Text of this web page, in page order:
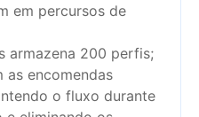
em percursos de
armazena 200 perfis;
as encomendas
o fluxo durante